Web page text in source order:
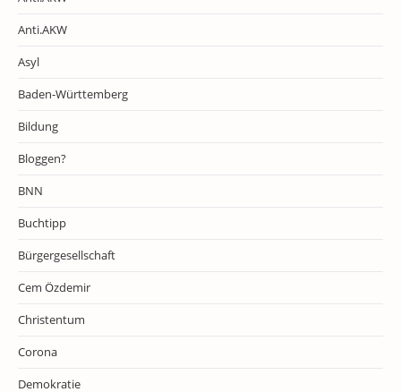
Anti.AKW
Asyl
Baden-Württemberg
Bildung
Bloggen?
BNN
Buchtipp
Bürgergesellschaft
Cem Özdemir
Christentum
Corona
Demokratie